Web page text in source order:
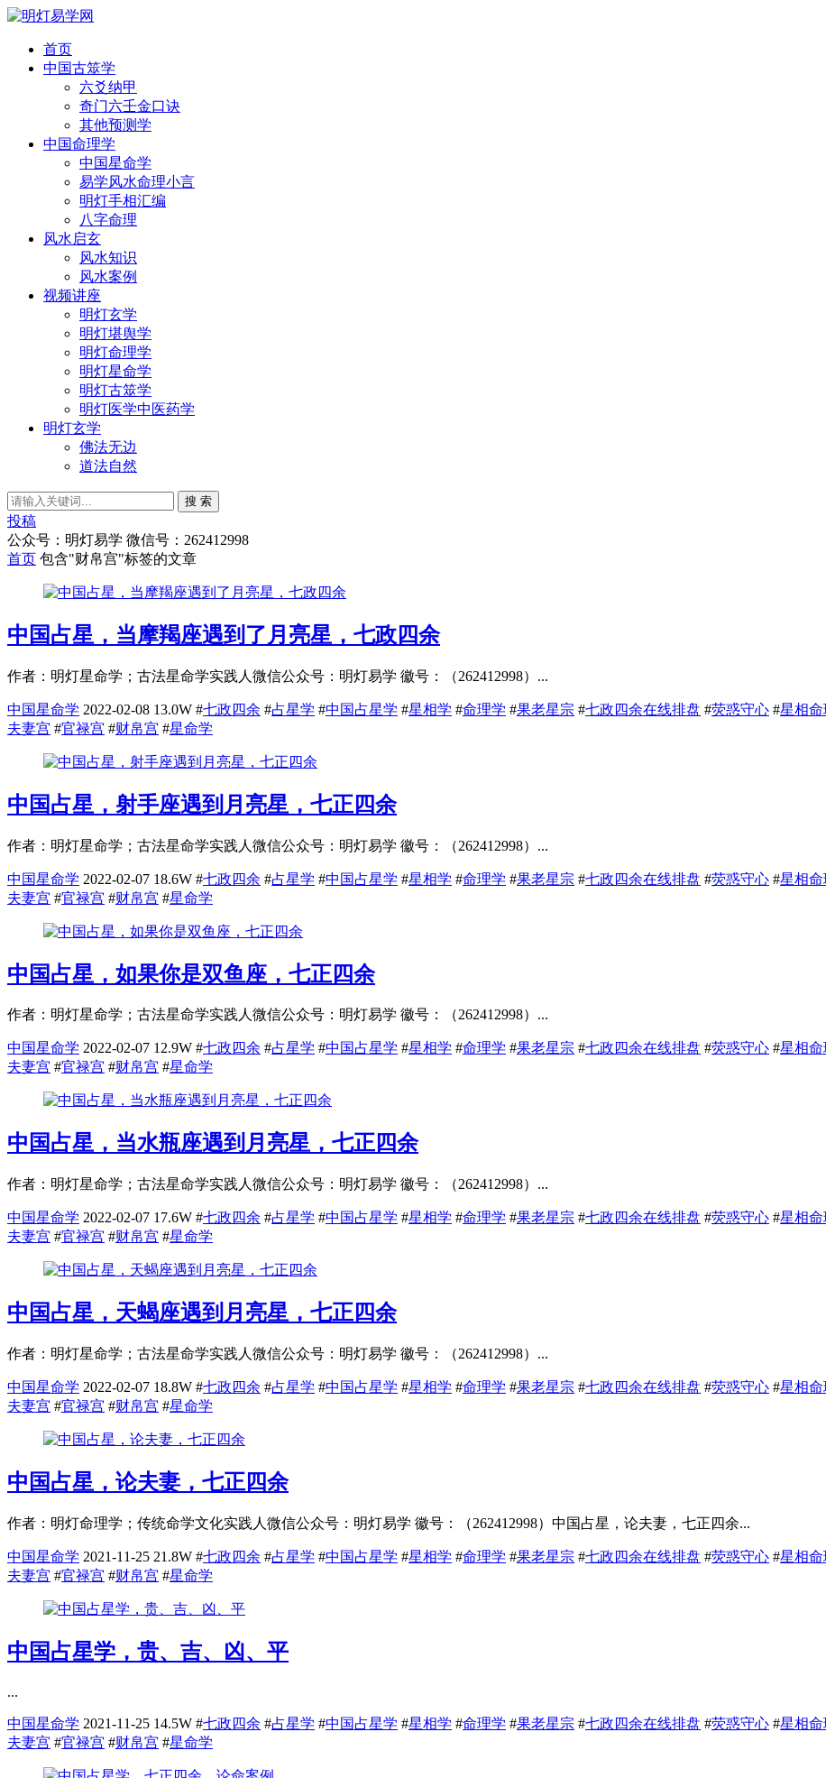
首页
中国古筮学
六爻纳甲
奇门六壬金口诀
其他预测学
中国命理学
中国星命学
易学风水命理小言
明灯手相汇编
八字命理
风水启玄
风水知识
风水案例
视频讲座
明灯玄学
明灯堪舆学
明灯命理学
明灯星命学
明灯古筮学
明灯医学中医药学
明灯玄学
佛法无边
道法自然
搜 索
投稿
公众号：明灯易学 微信号：262412998
首页 包含"财帛宫"标签的文章
中国占星，当摩羯座遇到了月亮星，七政四余
作者：明灯星命学；古法星命学实践人微信公众号：明灯易学 徽号：（262412998）...
中国星命学 2022-02-08 13.0W #七政四余 #占星学 #中国占星学 #星相学 #命理学 #果老星宗 #七政四余在线排盘 #荧惑守心 #星相命
夫妻宫 #官禄宫 #财帛宫 #星命学
中国占星，射手座遇到月亮星，七正四余
作者：明灯星命学；古法星命学实践人微信公众号：明灯易学 徽号：（262412998）...
中国星命学 2022-02-07 18.6W #七政四余 #占星学 #中国占星学 #星相学 #命理学 #果老星宗 #七政四余在线排盘 #荧惑守心 #星相命
夫妻宫 #官禄宫 #财帛宫 #星命学
中国占星，如果你是双鱼座，七正四余
作者：明灯星命学；古法星命学实践人微信公众号：明灯易学 徽号：（262412998）...
中国星命学 2022-02-07 12.9W #七政四余 #占星学 #中国占星学 #星相学 #命理学 #果老星宗 #七政四余在线排盘 #荧惑守心 #星相命
夫妻宫 #官禄宫 #财帛宫 #星命学
中国占星，当水瓶座遇到月亮星，七正四余
作者：明灯星命学；古法星命学实践人微信公众号：明灯易学 徽号：（262412998）...
中国星命学 2022-02-07 17.6W #七政四余 #占星学 #中国占星学 #星相学 #命理学 #果老星宗 #七政四余在线排盘 #荧惑守心 #星相命
夫妻宫 #官禄宫 #财帛宫 #星命学
中国占星，天蝎座遇到月亮星，七正四余
作者：明灯星命学；古法星命学实践人微信公众号：明灯易学 徽号：（262412998）...
中国星命学 2022-02-07 18.8W #七政四余 #占星学 #中国占星学 #星相学 #命理学 #果老星宗 #七政四余在线排盘 #荧惑守心 #星相命
夫妻宫 #官禄宫 #财帛宫 #星命学
中国占星，论夫妻，七正四余
作者：明灯命理学；传统命学文化实践人微信公众号：明灯易学 徽号：（262412998）中国占星，论夫妻，七正四余...
中国星命学 2021-11-25 21.8W #七政四余 #占星学 #中国占星学 #星相学 #命理学 #果老星宗 #七政四余在线排盘 #荧惑守心 #星相命
夫妻宫 #官禄宫 #财帛宫 #星命学
中国占星学，贵、吉、凶、平
...
中国星命学 2021-11-25 14.5W #七政四余 #占星学 #中国占星学 #星相学 #命理学 #果老星宗 #七政四余在线排盘 #荧惑守心 #星相命
夫妻宫 #官禄宫 #财帛宫 #星命学